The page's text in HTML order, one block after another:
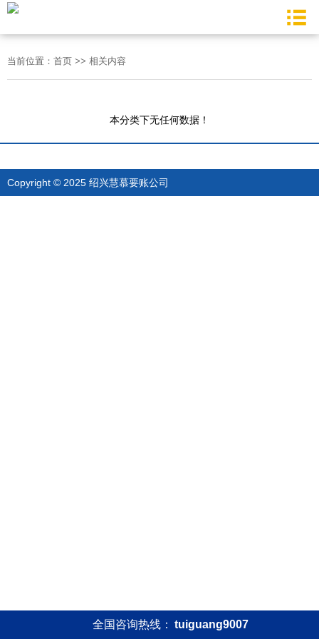
当前位置： 首页 >> 相关内容
本分类下无任何数据！
Copyright © 2025 绍兴慧慕要账公司
全国咨询热线： tuiguang9007